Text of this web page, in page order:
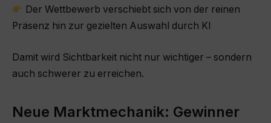
Der Wettbewerb verschiebt sich von der reinen
Präsenz hin zur gezielten Auswahl durch KI
Damit wird Sichtbarkeit nicht nur wichtiger – sondern
auch schwerer zu erreichen.
Neue Marktmechanik: Gewinner